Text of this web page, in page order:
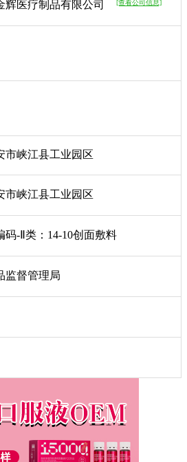
辉医疗制品有限公司 [查看公司信息]
市峡江县工业园区
市峡江县工业园区
码-Ⅱ类：14-10创面敷料
监督管理局